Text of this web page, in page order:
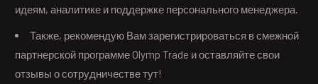
идеям, аналитике и поддержке персонального менеджера.
Также, рекомендую Вам зарегистрироваться в смежной
партнерской программе Olymp Trade и оставляйте свои
отзывы о сотрудничестве тут!